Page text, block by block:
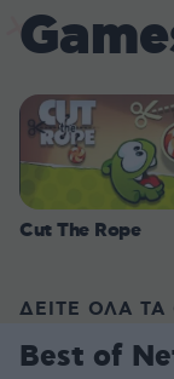
Cut The Rope
ΔΕΙΤΕ ΟΛΑ ΤΑ
Best of